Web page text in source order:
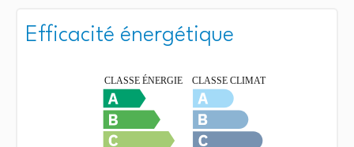
Efficacité énergétique